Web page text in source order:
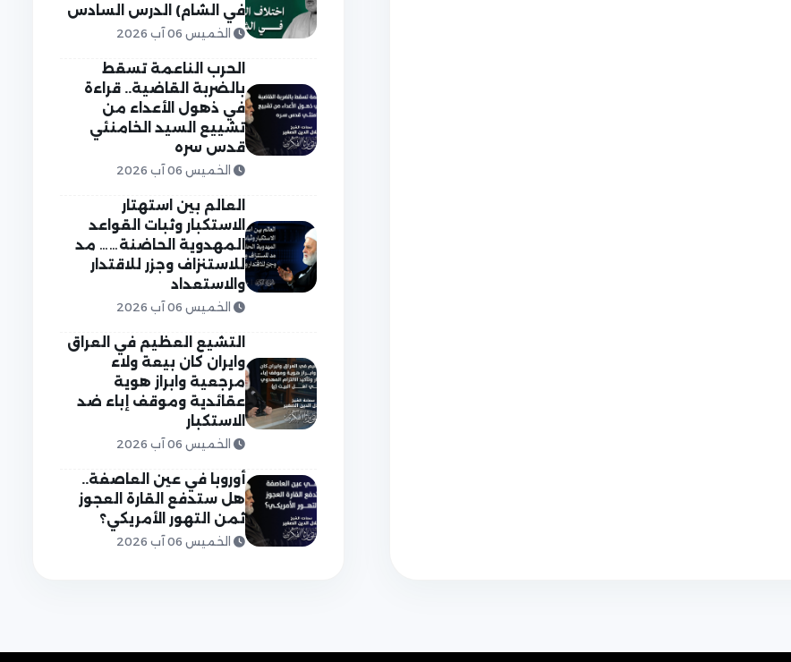
في الشام) الدرس السادس
الخميس 06 آب 2026
الحرب الناعمة تسقط
بالضربة القاضية.. قراءة
في ذهول الأعداء من
تشييع السيد الخامنئي
قدس سره
الخميس 06 آب 2026
العالم بين استهتار
الاستكبار وثبات القواعد
المهدوية الحاضنة…… مد
للاستنزاف وجزر للاقتدار
والاستعداد
الخميس 06 آب 2026
التشيع العظيم في العراق
وايران كان بيعة ولاء
مرجعية وابراز هوية
عقائدية وموقف إباء ضد
الاستكبار
الخميس 06 آب 2026
أوروبا في عين العاصفة..
هل ستدفع القارة العجوز
ثمن التهور الأمريكي؟
الخميس 06 آب 2026